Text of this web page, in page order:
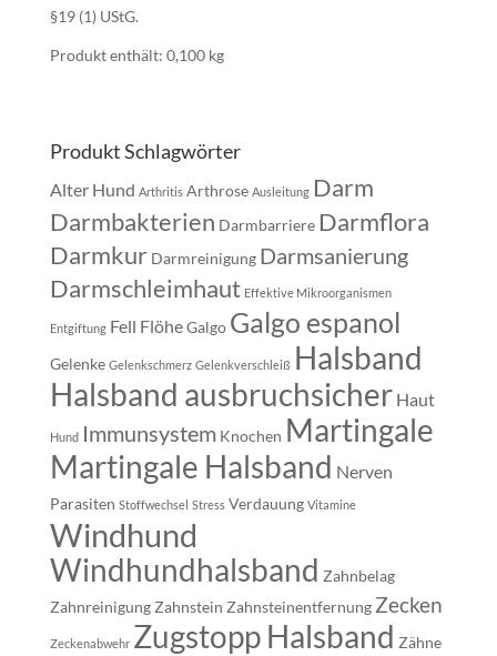
§19 (1) UStG.
Produkt enthält: 0,100 kg
Produkt Schlagwörter
Alter Hund Arthritis Arthrose Ausleitung Darm
Darmbakterien Darmbarriere Darmflora
Darmkur Darmreinigung Darmsanierung
Darmschleimhaut Effektive Mikroorganismen
Entgiftung Fell FlöheGalgo Galgo espanol
Gelenke Gelenkschmerz Gelenkverschleiß Halsband
Halsband ausbruchsicher Haut
Hund Immunsystem Knochen Martingale
Martingale Halsband Nerven
Parasiten Stoffwechsel Stress Verdauung Vitamine
Windhund
Windhundhalsband Zahnbelag
Zahnreinigung Zahnstein Zahnsteinentfernung Zecken
Zeckenabwehr Zugstopp Halsband Zähne